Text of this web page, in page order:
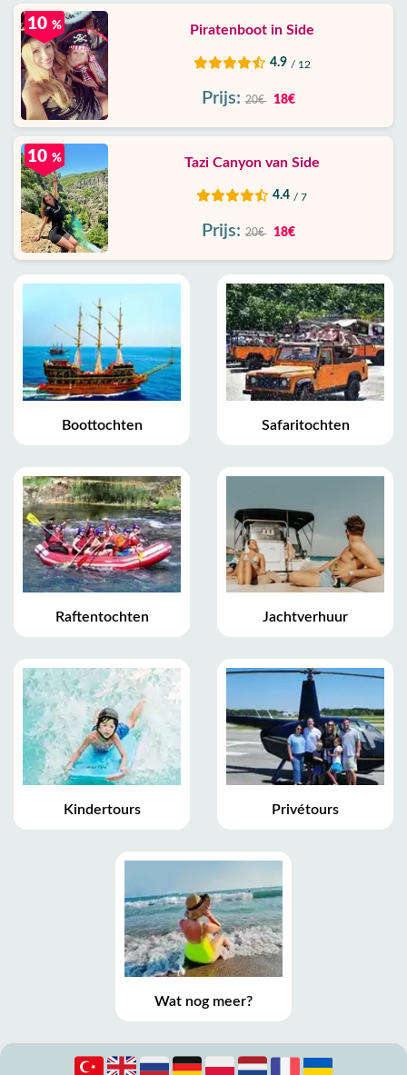
Piratenboot in Side
4.9 / 12
10 %
Prijs: 20€ 18€
Tazi Canyon van Side
4.4 / 7
10 %
Prijs: 20€ 18€
Boottochten Safaritochten
Raftentochten Jachtverhuur
Kindertours Privétours
Wat nog meer?